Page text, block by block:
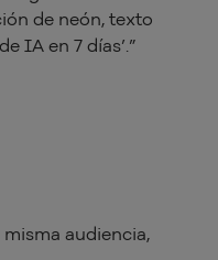
de neón, texto
IA en 7 días’.”
audiencia,